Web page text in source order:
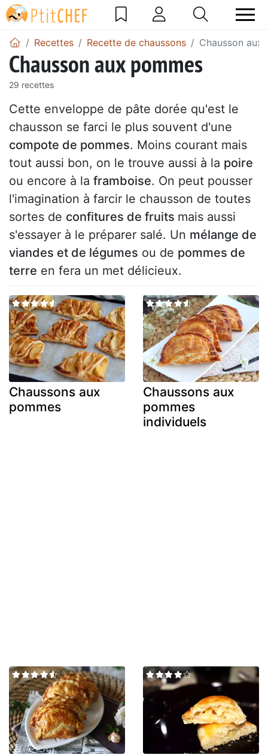
Recettes Recette de chaussons Chausson aux
Chausson aux pommes
29 recettes
Cette enveloppe de pâte dorée qu'est le
chausson se farci le plus souvent d'une
compote de pommes. Moins courant mais
tout aussi bon, on le trouve aussi à la poire
ou encore à la framboise. On peut pousser
l'imagination à farcir le chausson de toutes
sortes de confitures de fruits mais aussi
s'essayer à le préparer salé. Un mélange de
viandes et de légumes ou de pommes de
terre en fera un met délicieux.
Chaussons aux
pommes
Chaussons aux
pommes
individuels